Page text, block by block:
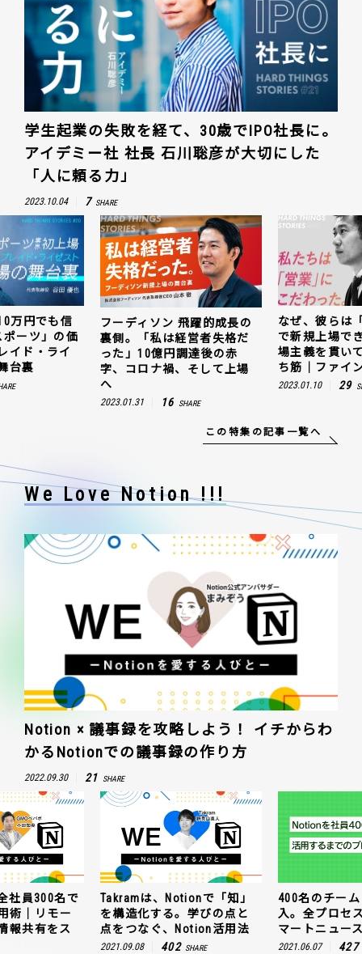
学生起業の失敗を経て、30歳でIPO社長に。
アイデミー社 社長 石川聡彦が大切にした
「人に頼る力」
2023.10.04 7 SHARE
躍的成長の
営者失格だ
達後の赤
そして上場
なぜ、彼らは「動画領域」
で新規上場できたのか。現
場主義を貫いて見つけた勝
ち筋｜ファインズ 三輪幸将
2023.01.10
キャッシュ残
じ抜いた「e
値。ウェルプ
ゼスト上場の
2023.03.20 5
この特集の記事一覧へ
We Love Notion !!!
Notion × 議事録を攻略しよう！ イチからわ
かるNotionでの議事録の作り方
2022.09.30 21 SHARE
で「知」
学びの点と
活用法
400名のチームにNotion導
入。全プロセスを公開！ス
マートニュースの場合
2021.06.07 427 SHARE
GMOペパボが
使うNotion活
トワークでも
ムーズに！